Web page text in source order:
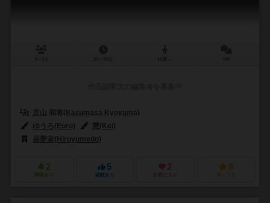
京山 和将(Kazumasa Kyoyama)
ゆうろ(Euro)
慧(Kei)
昼夢堂(Hiruyumedo)
2
興味あり
5
経験あり
2
お気に入り
8
持ってる